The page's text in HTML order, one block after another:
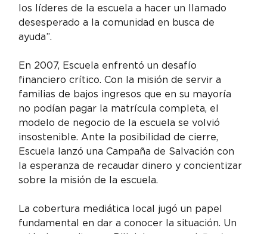
los líderes de la escuela a hacer un llamado
desesperado a la comunidad en busca de
ayuda”.
En 2007, Escuela enfrentó un desafío
financiero crítico. Con la misión de servir a
familias de bajos ingresos que en su mayoría
no podían pagar la matrícula completa, el
modelo de negocio de la escuela se volvió
insostenible. Ante la posibilidad de cierre,
Escuela lanzó una Campaña de Salvación con
la esperanza de recaudar dinero y concientizar
sobre la misión de la escuela.
La cobertura mediática local jugó un papel
fundamental en dar a conocer la situación. Un